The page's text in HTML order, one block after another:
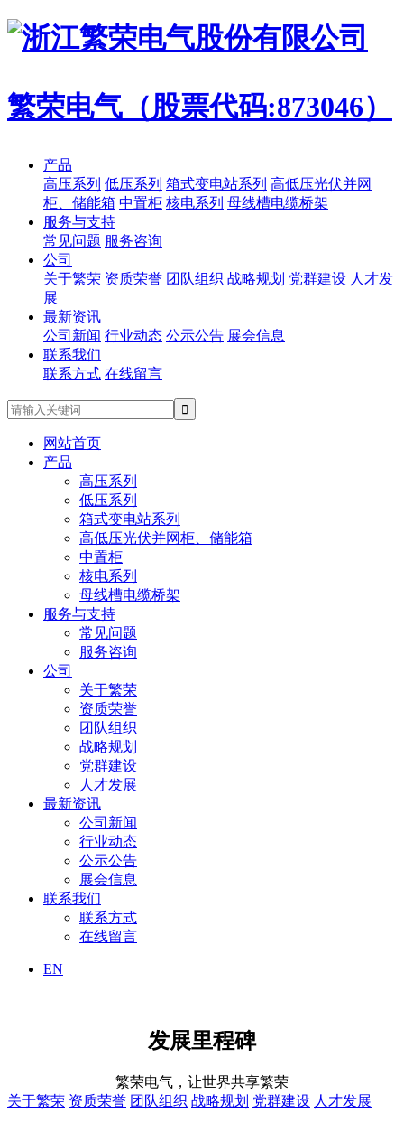
繁荣电气（股票代码:873046）
产品
高压系列 低压系列 箱式变电站系列 高低压光伏并网
柜、储能箱 中置柜 核电系列 母线槽电缆桥架
服务与支持
常见问题 服务咨询
公司
关于繁荣 资质荣誉 团队组织 战略规划 党群建设 人才发
展
最新资讯
公司新闻 行业动态 公示公告 展会信息
联系我们
联系方式 在线留言
网站首页
产品
高压系列
低压系列
箱式变电站系列
高低压光伏并网柜、储能箱
中置柜
核电系列
母线槽电缆桥架
服务与支持
常见问题
服务咨询
公司
关于繁荣
资质荣誉
团队组织
战略规划
党群建设
人才发展
最新资讯
公司新闻
行业动态
公示公告
展会信息
联系我们
联系方式
在线留言
EN
发展里程碑
繁荣电气，让世界共享繁荣
关于繁荣 资质荣誉 团队组织 战略规划 党群建设 人才发展